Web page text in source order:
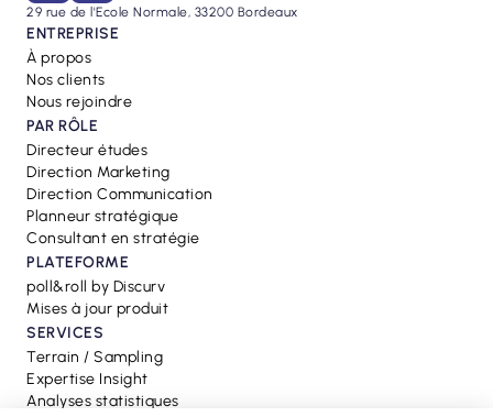
29 rue de l'Ecole Normale, 33200 Bordeaux
ENTREPRISE
À propos
Nos clients
Nous rejoindre
PAR RÔLE
Directeur études
Direction Marketing
Direction Communication
Planneur stratégique
Consultant en stratégie
PLATEFORME
poll&roll by Discurv
Mises à jour produit
SERVICES
Terrain / Sampling
Expertise Insight
Analyses statistiques